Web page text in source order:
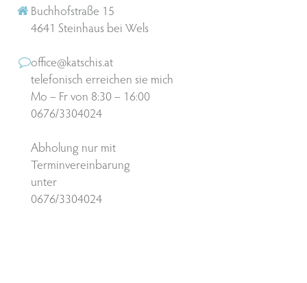
Buchhofstraße 15
4641 Steinhaus bei Wels
office@katschis.at
telefonisch erreichen sie mich
Mo – Fr von 8:30 – 16:00
0676/3304024
Abholung nur mit
Terminvereinbarung
unter
0676/3304024